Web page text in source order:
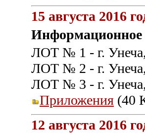
15 августа 2016
Информационное
ЛОТ № 1 - г. Унеча,
ЛОТ № 2 - г.
ЛОТ № 3 - г.
Приложения (40
12 августа 2016